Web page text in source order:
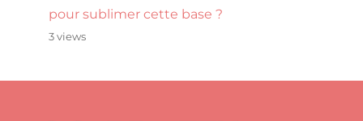
pour sublimer cette base ?
3 views